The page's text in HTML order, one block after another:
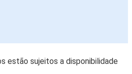
estão sujeitos a disponibilidade